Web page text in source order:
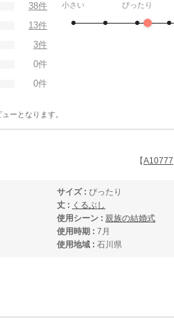
38件
13件
3件
0件
0件
小さい ぴったり
ーとなります。
【A10777
サイズ : ぴったり
丈 : くるぶし
使用シーン : 親族の結婚式
使用時期 : 7月
使用地域 : 石川県